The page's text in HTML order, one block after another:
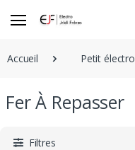
Accueil Petit électro
Fer À Repasser
Filtres